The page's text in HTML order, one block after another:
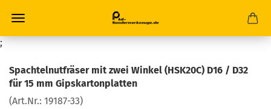
;
Spachtelnutfräser mit zwei Winkel (HSK20C) D16 / D32
für 15 mm Gipskartonplatten
(Art.Nr.: 19187-33)